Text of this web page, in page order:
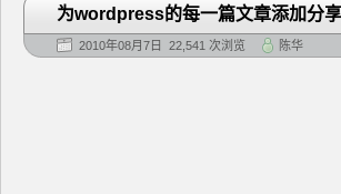
为wordpress的每一篇文章添加分
2010年08月7日 22,541 次浏览 陈华